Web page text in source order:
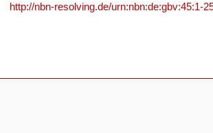
http://nbn-resolving.de/urn:nbn:de:gbv:45:1-